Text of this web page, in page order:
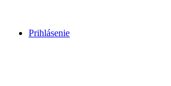
Prihlásenie